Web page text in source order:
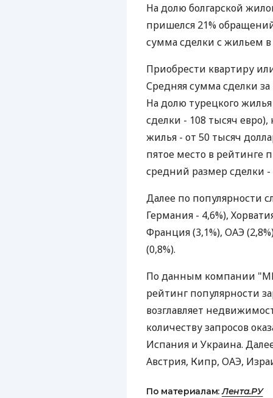
На долю болгарской
пришелся 21%
сумма сделки с жильем в
Приобрести квартиру
Средняя сумма сделки за
На долю турецкого
сделки - 108 тысяч
жилья - от 50 тысяч
пятое место в рейтинге
средний размер сделки -
Далее по популярности
Германия - 4,6%),
Франция (3,1%), ОАЭ
(0,8%).
По данным компании
рейтинг популярности
возглавляет
количеству запросов
Испания и Украина.
Австрия, Кипр, ОАЭ,
По материалам:Лента.РУ